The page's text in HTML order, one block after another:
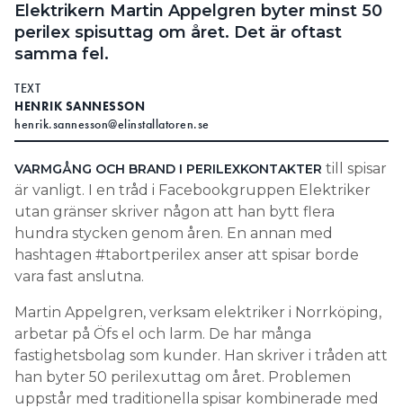
Läs E-tidningen
Kontakt
Personuppgifter
Search for:
SEARCH
Elektrikern Martin Appelgren byter minst 50
perilex spisuttag om året. Det är oftast
samma fel.
TEXT
HENRIK SANNESSON
henrik.sannesson@elinstallatoren.se
VARMGÅNG OCH BRAND I PERILEXKONTAKTER till spisar
är vanligt. I en tråd i Facebookgruppen Elektriker
utan gränser skriver någon att han bytt flera
hundra stycken genom åren. En annan med
hashtagen #tabortperilex anser att spisar borde
vara fast anslutna.
Martin Appelgren, verksam elektriker i Norrköping,
arbetar på Öfs el och larm. De har många
fastighetsbolag som kunder. Han skriver i tråden att
han byter 50 perilexuttag om året. Problemen
uppstår med traditionella spisar kombinerade med